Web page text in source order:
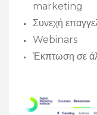
marketing
Συνεχή
Webinars
Έκπτωση σε